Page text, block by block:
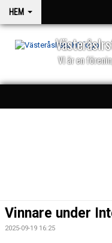
HEM
VI är en
MATCHER
Vinnare under
2025-09-19 16:25